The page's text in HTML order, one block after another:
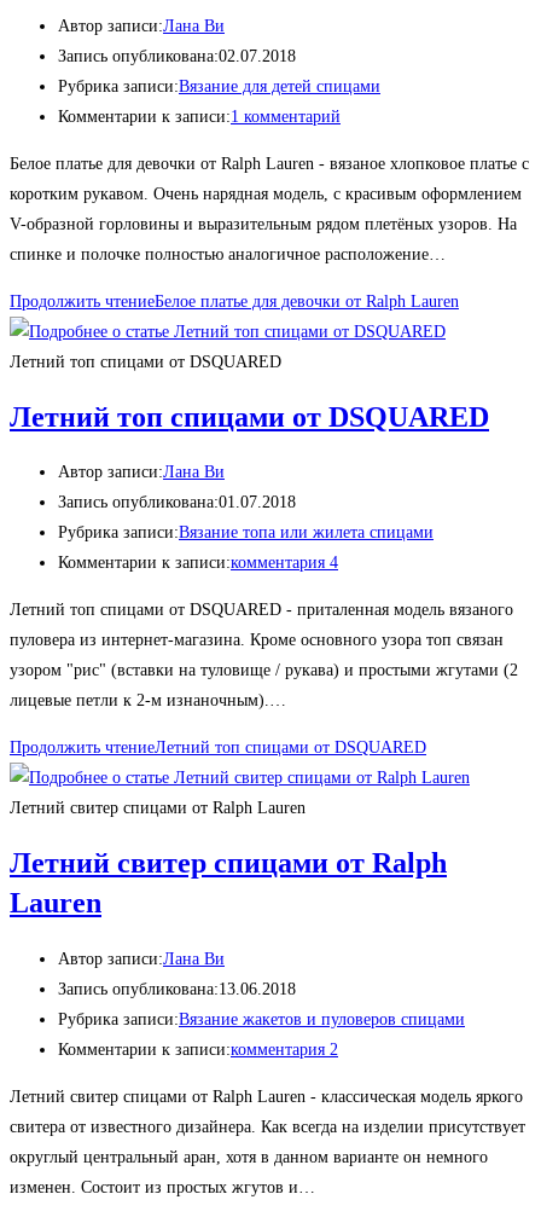
Автор записи:Лана Ви
Запись опубликована:02.07.2018
Рубрика записи:Вязание для детей спицами
Комментарии к записи:1 комментарий
Белое платье для девочки от Ralph Lauren - вязаное хлопковое платье с
коротким рукавом. Очень нарядная модель, с красивым оформлением
V-образной горловины и выразительным рядом плетёных узоров. На
спинке и полочке полностью аналогичное расположение…
Продолжить чтениеБелое платье для девочки от Ralph Lauren
Летний топ спицами от DSQUARED
Летний топ спицами от DSQUARED
Автор записи:Лана Ви
Запись опубликована:01.07.2018
Рубрика записи:Вязание топа или жилета спицами
Комментарии к записи:комментария 4
Летний топ спицами от DSQUARED - приталенная модель вязаного
пуловера из интернет-магазина. Кроме основного узора топ связан
узором "рис" (вставки на туловище / рукава) и простыми жгутами (2
лицевые петли к 2-м изнаночным).…
Продолжить чтениеЛетний топ спицами от DSQUARED
Летний свитер спицами от Ralph Lauren
Летний свитер спицами от Ralph
Lauren
Автор записи:Лана Ви
Запись опубликована:13.06.2018
Рубрика записи:Вязание жакетов и пуловеров спицами
Комментарии к записи:комментария 2
Летний свитер спицами от Ralph Lauren - классическая модель яркого
свитера от известного дизайнера. Как всегда на изделии присутствует
округлый центральный аран, хотя в данном варианте он немного
изменен. Состоит из простых жгутов и…